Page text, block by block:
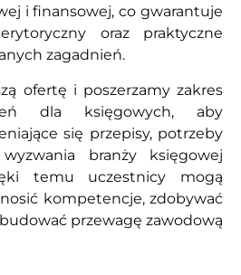
i finansowej, co gwarantuje
oraz praktyczne
zagadnień.
ofertę i poszerzamy zakres
dla księgowych, aby
się przepisy, potrzeby
branży księgowej
temu uczestnicy mogą
kompetencje, zdobywać
przewagę zawodową